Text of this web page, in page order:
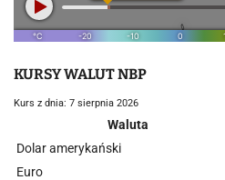
KURSY WALUT NBP
Kurs z dnia: 7 sierpnia 2026
Waluta
Dolar amerykański
Euro